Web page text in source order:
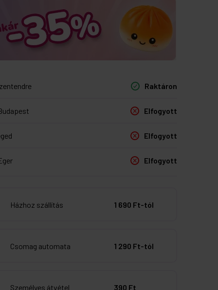
Raktáron
Elfogyott
Elfogyott
Elfogyott
Házhoz szállítás 1 690 Ft-tól
Csomag automata 1 290 Ft-tól
Személyes átvétel 390 Ft